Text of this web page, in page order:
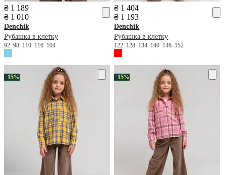
₴ 1 189
₴ 1 010
Denchik
Рубашка в клетку
92 98 110 116 104
₴ 1 404
₴ 1 193
Denchik
Рубашка в клетку
122 128 134 140 146 152
−15% −15%